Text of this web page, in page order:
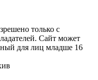
только с
Сайт может
для лиц младше 16